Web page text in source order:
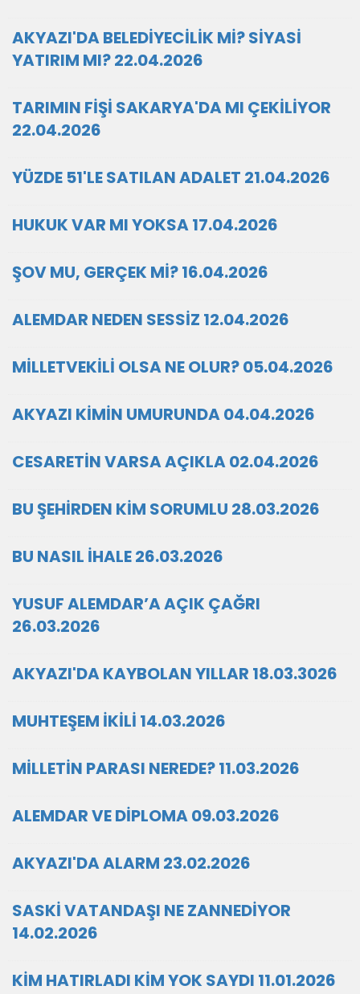
AKYAZI'DA BELEDİYECİLİK Mİ? SİYASİ
YATIRIM MI? 22.04.2026
TARIMIN FİŞİ SAKARYA'DA MI ÇEKİLİYOR
22.04.2026
YÜZDE 51'LE SATILAN ADALET 21.04.2026
HUKUK VAR MI YOKSA 17.04.2026
ŞOV MU, GERÇEK Mİ? 16.04.2026
ALEMDAR NEDEN SESSİZ 12.04.2026
MİLLETVEKİLİ OLSA NE OLUR? 05.04.2026
AKYAZI KİMİN UMURUNDA 04.04.2026
CESARETİN VARSA AÇIKLA 02.04.2026
BU ŞEHİRDEN KİM SORUMLU 28.03.2026
BU NASIL İHALE 26.03.2026
YUSUF ALEMDAR’A AÇIK ÇAĞRI
26.03.2026
AKYAZI'DA KAYBOLAN YILLAR 18.03.3026
MUHTEŞEM İKİLİ 14.03.2026
MİLLETİN PARASI NEREDE? 11.03.2026
ALEMDAR VE DİPLOMA 09.03.2026
AKYAZI'DA ALARM 23.02.2026
SASKİ VATANDAŞI NE ZANNEDİYOR
14.02.2026
KİM HATIRLADI KİM YOK SAYDI 11.01.2026